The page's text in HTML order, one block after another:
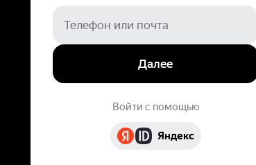
Далее
Войти с помощью
Яндекс